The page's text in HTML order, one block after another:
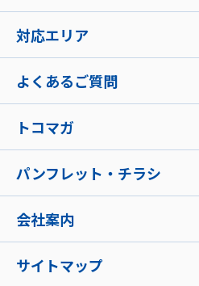
対応エリア
よくあるご質問
トコマガ
パンフレット・チラシ
会社案内
サイトマップ